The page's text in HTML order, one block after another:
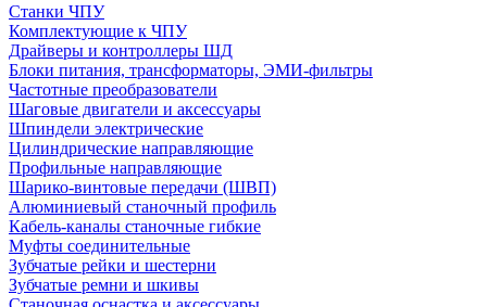
Станки ЧПУ
Комплектующие к ЧПУ
Драйверы и контроллеры ШД
Блоки питания, трансформаторы, ЭМИ-фильтры
Частотные преобразователи
Шаговые двигатели и аксессуары
Шпиндели электрические
Цилиндрические направляющие
Профильные направляющие
Шарико-винтовые передачи (ШВП)
Алюминиевый станочный профиль
Кабель-каналы станочные гибкие
Муфты соединительные
Зубчатые рейки и шестерни
Зубчатые ремни и шкивы